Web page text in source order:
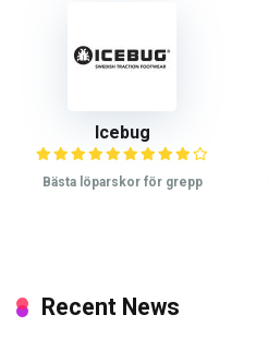
Icebug
Bästa löparskor för grepp
Recent News